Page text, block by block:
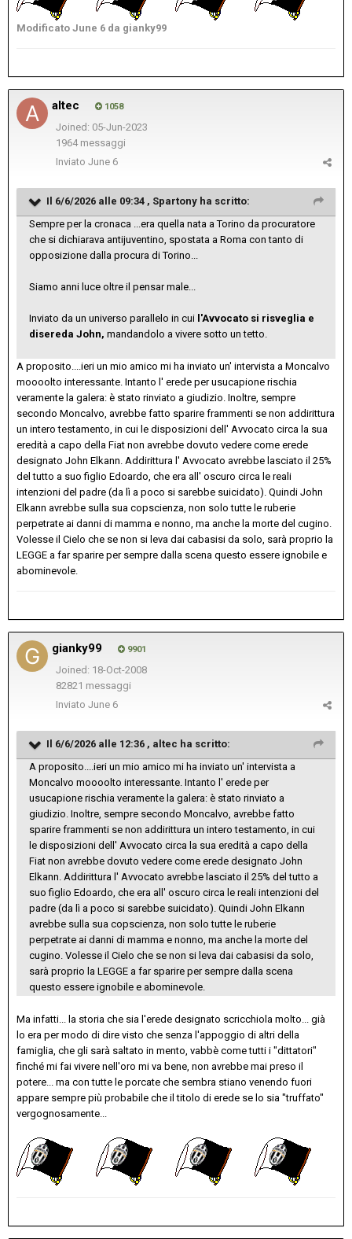
Modificato June 6 da gianky99
altec 1058
Joined: 05-Jun-2023
1964 messaggi
Inviato June 6
Il 6/6/2026 alle 09:34 , Spartony ha scritto:
Sempre per la cronaca ...era quella nata a Torino da procuratore
che si dichiarava antijuventino, spostata a Roma con tanto di
opposizione dalla procura di Torino...
Siamo anni luce oltre il pensar male...
Inviato da un universo parallelo in cui l'Avvocato si risveglia e
disereda John, mandandolo a vivere sotto un tetto.
A proposito....ieri un mio amico mi ha inviato un' intervista a Moncalvo
moooolto interessante. Intanto l' erede per usucapione rischia
veramente la galera: è stato rinviato a giudizio. Inoltre, sempre
secondo Moncalvo, avrebbe fatto sparire frammenti se non addirittura
un intero testamento, in cui le disposizioni dell' Avvocato circa la sua
eredità a capo della Fiat non avrebbe dovuto vedere come erede
designato John Elkann. Addirittura l' Avvocato avrebbe lasciato il 25%
del tutto a suo figlio Edoardo, che era all' oscuro circa le reali
intenzioni del padre (da lì a poco si sarebbe suicidato). Quindi John
Elkann avrebbe sulla sua copscienza, non solo tutte le ruberie
perpetrate ai danni di mamma e nonno, ma anche la morte del cugino.
Volesse il Cielo che se non si leva dai cabasisi da solo, sarà proprio la
LEGGE a far sparire per sempre dalla scena questo essere ignobile e
abominevole.
gianky99 9901
Joined: 18-Oct-2008
82821 messaggi
Inviato June 6
Il 6/6/2026 alle 12:36 , altec ha scritto:
A proposito....ieri un mio amico mi ha inviato un' intervista a
Moncalvo moooolto interessante. Intanto l' erede per
usucapione rischia veramente la galera: è stato rinviato a
giudizio. Inoltre, sempre secondo Moncalvo, avrebbe fatto
sparire frammenti se non addirittura un intero testamento, in cui
le disposizioni dell' Avvocato circa la sua eredità a capo della
Fiat non avrebbe dovuto vedere come erede designato John
Elkann. Addirittura l' Avvocato avrebbe lasciato il 25% del tutto a
suo figlio Edoardo, che era all' oscuro circa le reali intenzioni del
padre (da lì a poco si sarebbe suicidato). Quindi John Elkann
avrebbe sulla sua copscienza, non solo tutte le ruberie
perpetrate ai danni di mamma e nonno, ma anche la morte del
cugino. Volesse il Cielo che se non si leva dai cabasisi da solo,
sarà proprio la LEGGE a far sparire per sempre dalla scena
questo essere ignobile e abominevole.
Ma infatti... la storia che sia l'erede designato scricchiola molto... già
lo era per modo di dire visto che senza l'appoggio di altri della
famiglia, che gli sarà saltato in mento, vabbè come tutti i "dittatori"
finché mi fai vivere nell'oro mi va bene, non avrebbe mai preso il
potere... ma con tutte le porcate che sembra stiano venendo fuori
appare sempre più probabile che il titolo di erede se lo sia "truffato"
vergognosamente...